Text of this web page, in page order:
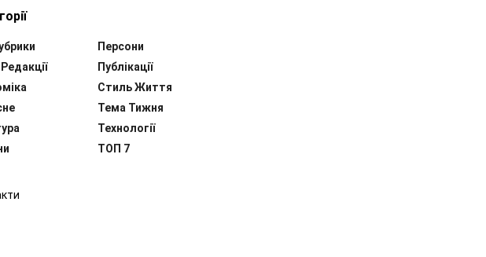
Персони
Публікації
Стиль Життя
Тема Тижня
Технології
ТОП 7